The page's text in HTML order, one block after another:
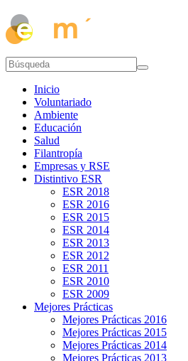
Inicio
Voluntariado
Ambiente
Educación
Salud
Filantropía
Empresas y RSE
Distintivo ESR
ESR 2018
ESR 2016
ESR 2015
ESR 2014
ESR 2013
ESR 2012
ESR 2011
ESR 2010
ESR 2009
Mejores Prácticas
Mejores Prácticas 2016
Mejores Prácticas 2015
Mejores Prácticas 2014
Mejores Prácticas 2013